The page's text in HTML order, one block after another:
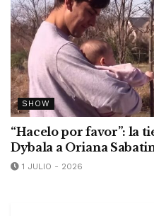
SHOW
“Hacelo por favor”: la
Dybala a Oriana
1 JULIO - 2026